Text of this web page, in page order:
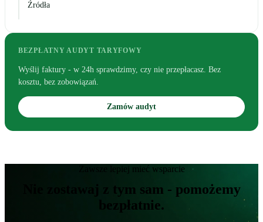
Źródła
BEZPŁATNY AUDYT TARYFOWY
Wyślij faktury - w 24h sprawdzimy, czy nie przepłacasz. Bez
kosztu, bez zobowiązań.
Zamów audyt
Zawsze lepiej mieć wsparcie
Nie zostawaj z tym sam - pomożemy
bezpłatnie.